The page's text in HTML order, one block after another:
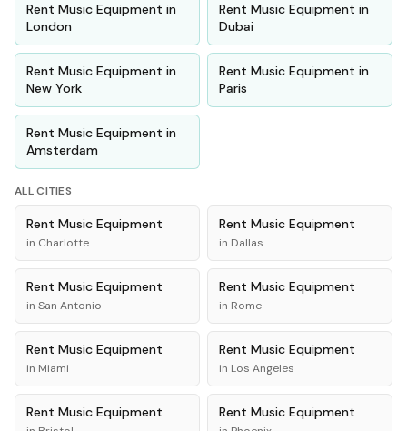
Rent Music Equipment in
London
Rent Music Equipment in
Dubai
Rent Music Equipment in
New York
Rent Music Equipment in
Paris
Rent Music Equipment in
Amsterdam
ALL CITIES
Rent Music Equipment
in Charlotte
Rent Music Equipment
in Dallas
Rent Music Equipment
in San Antonio
Rent Music Equipment
in Rome
Rent Music Equipment
in Miami
Rent Music Equipment
in Los Angeles
Rent Music Equipment Rent Music Equipment